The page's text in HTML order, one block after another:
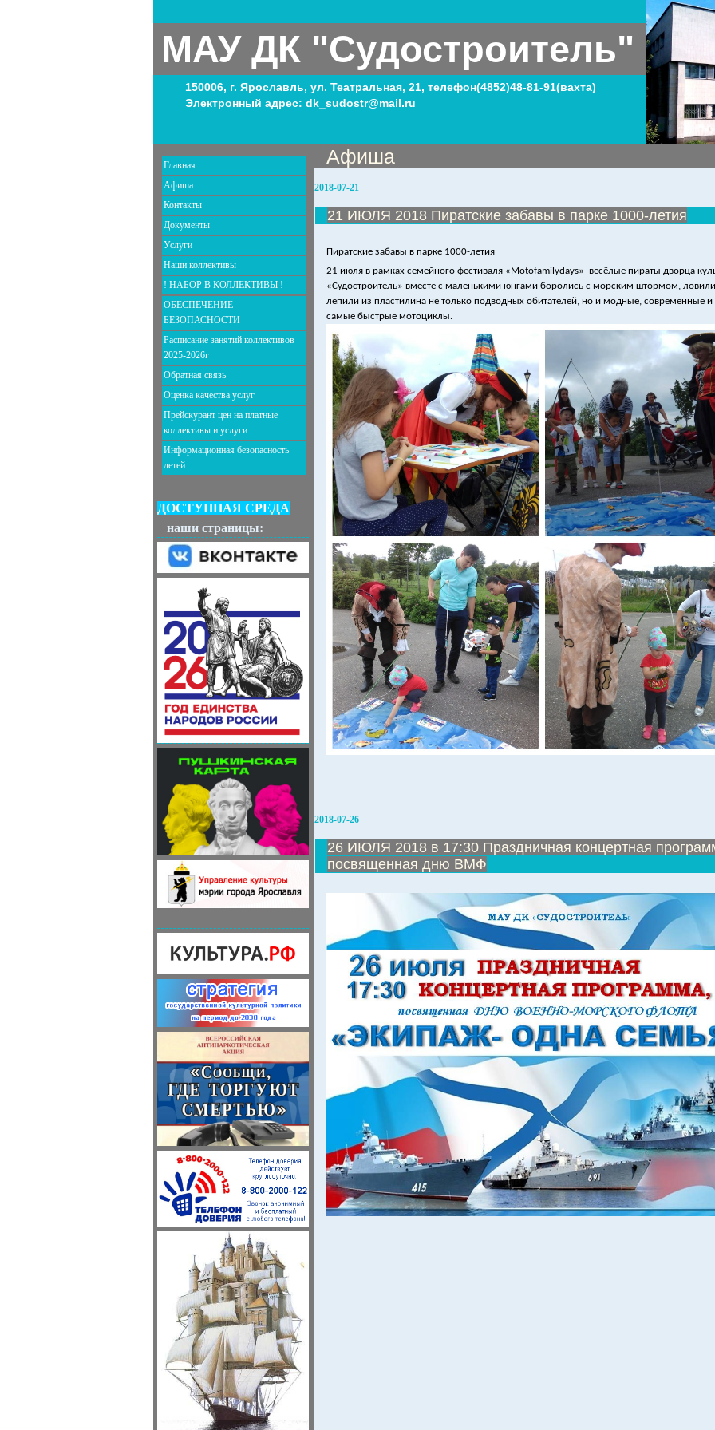
МАУ ДК "Судостроитель"
150006, г. Ярославль, ул. Театральная, 21, телефон(4852)48-81-91(вахта)
Электронный адрес: dk_sudostr@mail.ru
Главная
Афиша
Контакты
Документы
Услуги
Наши коллективы
! НАБОР В КОЛЛЕКТИВЫ !
ОБЕСПЕЧЕНИЕ
БЕЗОПАСНОСТИ
Расписание занятий коллективов
2025-2026г
Обратная связь
Оценка качества услуг
Прейскурант цен на платные
коллективы и услуги
Информационная безопасность
детей
ДОСТУПНАЯ СРЕДА
наши страницы:
Афиша
2018-07-21
21 ИЮЛЯ 2018 Пиратские забавы в парке 1000-летия
Пиратские забавы в парке 1000-летия
21 июля в рамках семейного фестиваля «Motofamilydays» весёлые пираты дворца
«Судостроитель» вместе с маленькими юнгами боролись с морским штормом, ловили
лепили из пластилина не только подводных обитателей, но и модные, современные
самые быстрые мотоциклы.
2018-07-26
26 ИЮЛЯ 2018 в 17:30 Праздничная концертная
посвященная дню ВМФ